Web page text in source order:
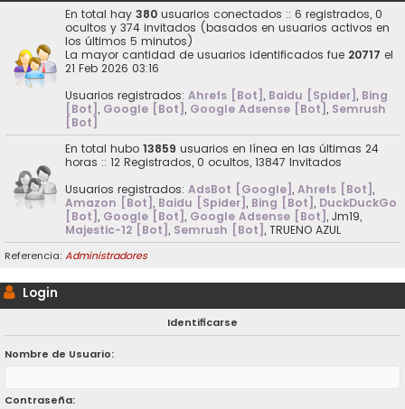
En total hay 380 usuarios conectados :: 6 registrados, 0
ocultos y 374 invitados (basados en usuarios activos en
los últimos 5 minutos)
La mayor cantidad de usuarios identificados fue 20717 el
21 Feb 2026 03:16
Usuarios registrados: Ahrefs [Bot], Baidu [Spider], Bing
[Bot], Google [Bot], Google Adsense [Bot], Semrush
[Bot]
En total hubo 13859 usuarios en línea en las últimas 24
horas :: 12 Registrados, 0 ocultos, 13847 Invitados
Usuarios registrados: AdsBot [Google], Ahrefs [Bot],
Amazon [Bot], Baidu [Spider], Bing [Bot], DuckDuckGo
[Bot], Google [Bot], Google Adsense [Bot], Jm19,
Majestic-12 [Bot], Semrush [Bot], TRUENO AZUL
Referencia: Administradores
Login
Identificarse
Nombre de Usuario:
Contraseña: